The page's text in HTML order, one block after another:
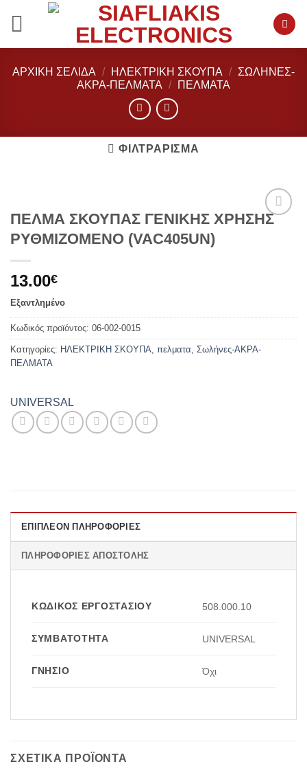
ΑΡΧΙΚΉ ΣΕΛΊΔΑ / ΗΛΕΚΤΡΙΚΗ ΣΚΟΥΠΑ /
ΣΩΛΉΝΕΣ-
ΑΚΡΑ-ΠΕΛΜΑΤΑ / ΠΕΛΜΑΤΑ
ΦΙΛΤΡΆΡΙΣΜΑ
ΠΕΛΜΑ ΣΚΟΥΠΑΣ ΓΕΝΙΚΗΣ ΧΡΗΣΗΣ
ΡΥΘΜΙΖΟΜΕΝΟ (VAC405UN)
13.00€
Εξαντλημένο
Κωδικός προϊόντος: 06-002-0015
Κατηγορίες: ΗΛΕΚΤΡΙΚΗ ΣΚΟΥΠΑ πελματα Σωλήνες-ΑΚΡΑ-
ΠΕΛΜΑΤΑ
UNIVERSAL
ΕΠΙΠΛΈΟΝ ΠΛΗΡΟΦΟΡΊΕΣ
ΠΛΗΡΟΦΟΡΊΕΣ ΑΠΟΣΤΟΛΉΣ
ΚΩΔΙΚΌΣ ΕΡΓΟΣΤΑΣΊΟΥ 508.000.10
ΣΥΜΒΑΤΌΤΗΤΑ UNIVERSAL
ΓΝΉΣΙΟ Όχι
ΣΧΕΤΙΚΆ ΠΡΟΪΌΝΤΑ